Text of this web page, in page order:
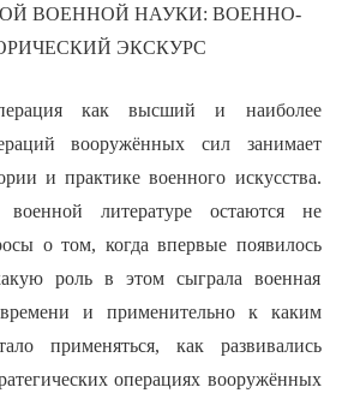
ВОЕННОЙ НАУКИ: ВОЕННО-
ЭКСКУРС
как высший и наиболее
вооружённых сил занимает
и практике военного искусства.
литературе остаются не
о том, когда впервые появилось
роль в этом сыграла военная
и применительно к каким
применяться, как развивались
операциях вооружённых